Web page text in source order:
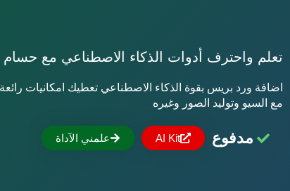
تعلم واحترف أدوات الذكاء الاصطناعي مع
اضافة ورد بريس بقوة الذكاء الاصطناعي تعطيك امكانيات
مع السيو وتوليد الصور وغيره
مدفوع AI Kit علمني الآداة